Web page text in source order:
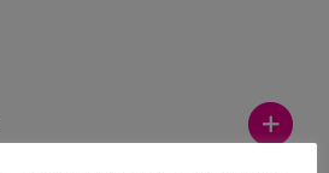
Ver más